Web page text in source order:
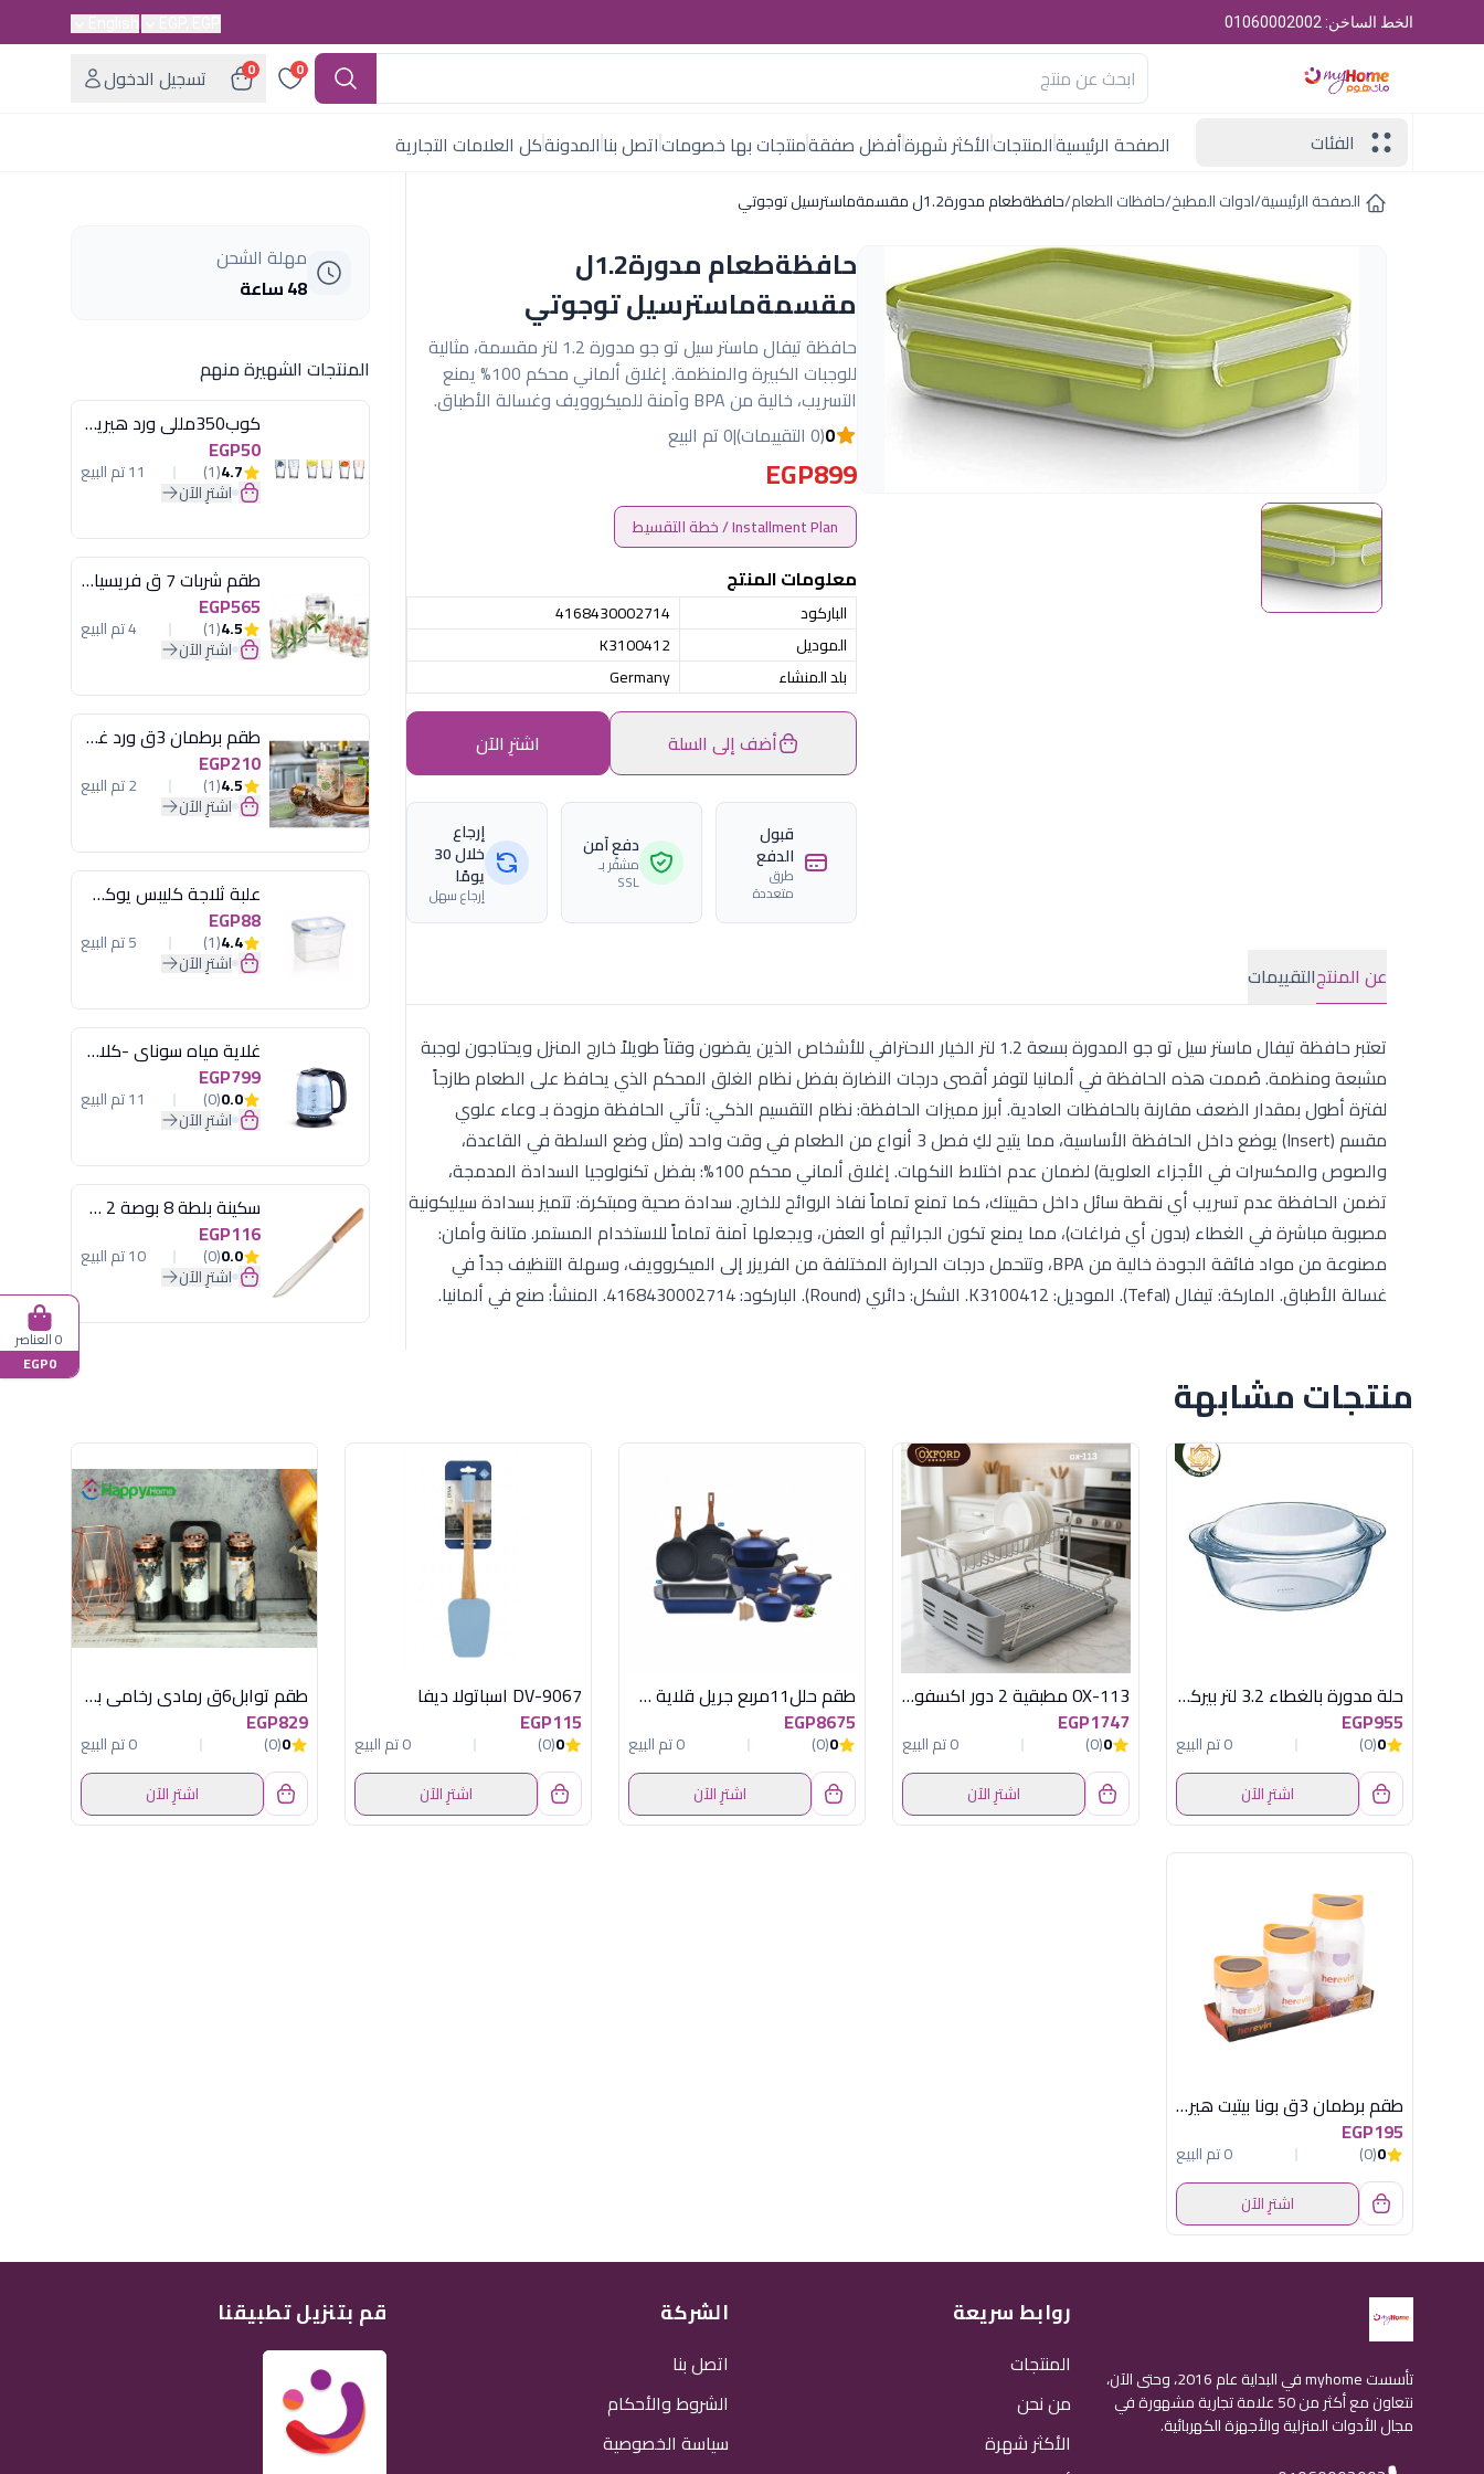
الخط الساخن: 01060002002
0
0
تسجيل الدخول
الفئات
الصفحة الرئيسيةالمنتجاتالأكثر شهرةأفضل صفقةمنتجات بها خصوماتاتصل بناالمدونةكل العلامات التجارية
الصفحة الرئيسية/ادوات المطبخ/حافظات الطعام/حافظةطعام مدورة1.2ل مقسمةماسترسيل توجوتي
حافظةطعام مدورة1.2ل
مقسمةماسترسيل توجوتي
حافظة تيفال ماستر سيل تو جو مدورة 1.2 لتر مقسمة، مثالية
للوجبات الكبيرة والمنظمة. إغلاق ألماني محكم 100% يمنع
التسريب، خالية من BPA وآمنة للميكروويف وغسالة الأطباق.
0(0 التقييمات) |0 تم البيع
EGP899
Installment Plan / خطة التقسيط
معلومات المنتج
الباركود
4168430002714
الموديل
K3100412
بلد المنشاء
Germany
أضف إلى السلة اشترِ الآن
قبول
الدفع
طرق
متعددة
دفع آمن
مشفّر بـ
SSL
إرجاع
خلال 30
يومًا
إرجاع سهل
عن المنتجالتقييمات
تعتبر حافظة تيفال ماستر سيل تو جو المدورة بسعة 1.2 لتر الخيار الاحترافي للأشخاص الذين يقضون وقتاً طويلاً خارج المنزل ويحتاجون لوجبة
مشبعة ومنظمة. صُممت هذه الحافظة في ألمانيا لتوفر أقصى درجات النضارة بفضل نظام الغلق المحكم الذي يحافظ على الطعام طازجاً
لفترة أطول بمقدار الضعف مقارنة بالحافظات العادية. أبرز مميزات الحافظة: نظام التقسيم الذكي: تأتي الحافظة مزودة بـ وعاء علوي
مقسم (Insert) يوضع داخل الحافظة الأساسية، مما يتيح لكِ فصل 3 أنواع من الطعام في وقت واحد (مثل وضع السلطة في القاعدة،
والصوص والمكسرات في الأجزاء العلوية) لضمان عدم اختلاط النكهات. إغلاق ألماني محكم 100%: بفضل تكنولوجيا السدادة المدمجة،
تضمن الحافظة عدم تسريب أي نقطة سائل داخل حقيبتك، كما تمنع تماماً نفاذ الروائح للخارج. سدادة صحية ومبتكرة: تتميز بسدادة سيليكونية
مصبوبة مباشرة في الغطاء (بدون أي فراغات)، مما يمنع تكون الجراثيم أو العفن، ويجعلها آمنة تماماً للاستخدام المستمر. متانة وأمان:
مصنوعة من مواد فائقة الجودة خالية من BPA، وتتحمل درجات الحرارة المختلفة من الفريزر إلى الميكروويف، وسهلة التنظيف جداً في
غسالة الأطباق. الماركة: تيفال (Tefal). الموديل: K3100412. الشكل: دائري (Round). الباركود: 4168430002714. المنشأ: صنع في ألمانيا.
مهلة الشحن
48 ساعة
المنتجات الشهيرة منهم
كوب350مللى ورد هيريفين
EGP50
4.7
(1) 11 تم البيع
اشترِ الآن
طقم شربات 7 ق فريسيا لومينارك
EGP565
4.5
(1) 4 تم البيع
اشترِ الآن
طقم برطمان 3ق ورد غطاء مينت جرين هيريفين
EGP210
4.5
(1) 2 تم البيع
اشترِ الآن
علبة ثلاجة كليبس يوكسان
EGP88
4.4
(1) 5 تم البيع
اشترِ الآن
غلاية مياه سوناي -كلاسيك 2200 وات، 1.7 لتر زجاج اضائة ليد - MAR-3752
EGP799
0.0
(0) 11 تم البيع
اشترِ الآن
سكينة بلطة 8 بوصة 2 مسمار
EGP116
0.0
(0) 10 تم البيع
اشترِ الآن
منتجات مشابهة
حلة مدورة بالغطاء 3.2 لتر بيركس
EGP955
0
(0)
0 تم البيع
اشترِ الآن
OX-113 مطبقية 2 دور اكسفورد
EGP1747
0
(0)
0 تم البيع
اشترِ الآن
طقم حلل11مربع جريل قلاية طاجن رويال
EGP8675
0
(0)
0 تم البيع
اشترِ الآن
DV-9067 اسباتولا ديفا
EGP115
0
(0)
0 تم البيع
اشترِ الآن
طقم توابل6ق رمادى رخامى باستاند هابى هوم
EGP829
0
(0)
0 تم البيع
اشترِ الآن
طقم برطمان 3ق بونا بيتيت هيريفين
EGP195
0
(0)
0 تم البيع
اشترِ الآن
تأسست myhome في البداية عام 2016، وحتى الآن،
نتعاون مع أكثر من 50 علامة تجارية مشهورة في
مجال الأدوات المنزلية والأجهزة الكهربائية.
روابط سريعة
المنتجات
من نحن
الأكثر شهرة
الشركة
اتصل بنا
الشروط والأحكام
سياسة الخصوصية
قم بتنزيل تطبيقنا
0 العناصر
EGP0